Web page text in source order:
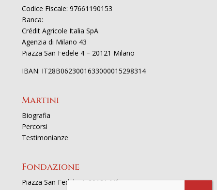
Codice Fiscale: 97661190153
Banca:
Crédit Agricole Italia SpA
Agenzia di Milano 43
Piazza San Fedele 4 – 20121 Milano
IBAN: IT28B0623001633000015298314
Martini
Biografia
Percorsi
Testimonianze
Fondazione
Piazza San Fedele 4, 20121 Milano